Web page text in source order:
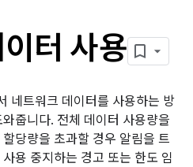
터 사용
네트워크 데이터를 사용하는 방
줍니다. 전체 데이터 사용량을
당량을 초과할 경우 알림을 트
용 중지하는 경고 또는 한도 임